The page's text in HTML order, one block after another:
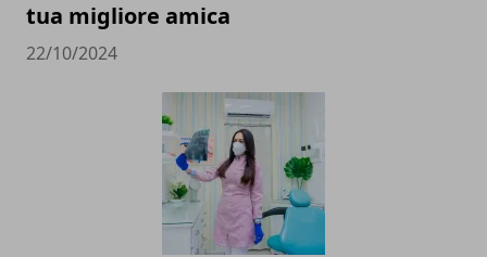
tua migliore amica
22/10/2024